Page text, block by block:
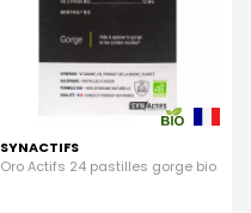
SYNACTIFS
Oro Actifs 24 pastilles gorge bio